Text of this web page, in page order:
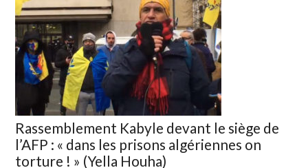
Rassemblement Kabyle devant le siège de
l’AFP : « dans les prisons algériennes on
torture ! » (Yella Houha)